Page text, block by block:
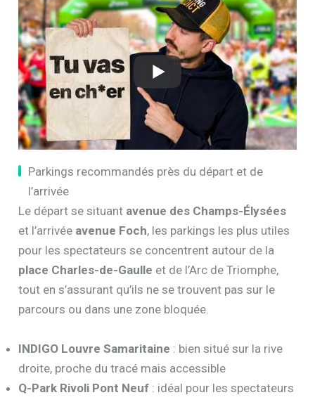
Parkings recommandés près du départ et de
l’arrivée
Le départ se situant avenue des Champs-Élysées
et l’arrivée avenue Foch, les parkings les plus utiles
pour les spectateurs se concentrent autour de la
place Charles-de-Gaulle et de l’Arc de Triomphe,
tout en s’assurant qu’ils ne se trouvent pas sur le
parcours ou dans une zone bloquée.
INDIGO Louvre Samaritaine : bien situé sur la rive
droite, proche du tracé mais accessible
Q-Park Rivoli Pont Neuf : idéal pour les spectateurs